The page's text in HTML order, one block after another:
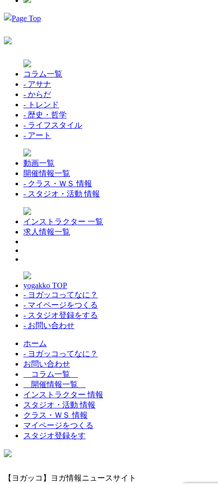
コラム一覧
- アサナ
- からだ
- トレンド
- 歴史・哲学
- ライフスタイル
- アート
動画一覧
開催情報一覧
- クラス・ＷＳ 情報
- スタジオ・活動 情報
インストラクター 一覧
求人情報一覧
yogakko TOP
- ヨガッコってなに？
- マイページをつくる
- スタジオ登録をする
- お問い合わせ
ホーム
- ヨガッコってなに？
お問い合わせ
コラム一覧
開催情報一覧
インストラクター 情報
スタジオ・活動 情報
クラス・ＷＳ 情報
マイページをつくる
スタジオ登録をす
【ヨガッコ】ヨガ情報ニュースサイト